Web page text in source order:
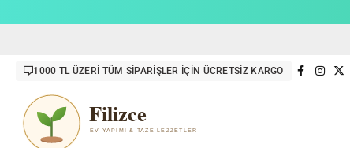
1000 TL ÜZERİ TÜM SİPARİŞLER İÇİN ÜCRETSİZ KARGO